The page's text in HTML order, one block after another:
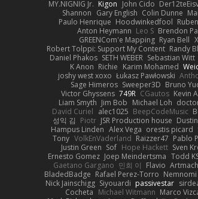
MY.NIGNIG Jr. Kigon John Cido
Shannon Gary English Colin Dunne
Paulo Henrique Hoodwinkedfool
Anton Heymann Leo S Brendon
GREENCom'e Mapping Ryan Bell
Robert Tolppi: Support My Content Randy
Daniel Phakos SETH WEBER Sebastian Witt
K Anon Richie Karim Mohamed
joshy west xoxo Łukasz Pawłowski
Sage Himeros Sweeper3D Bruno
Victor Ghyssens 749R CGautos Kevin
Liam Smyth Jim Bob Michael Loh
David Curiel alec1025 BeepCodeMusic
성익 김 Piotr JSR Production house
Hampus Linden Alex Vega orestis picard
Tony VolkEnVaderland Raizzer47 Pablo
Justin Green Sof Hope Hackett Sven
Ernesto Gomez Joep Meindertsma Todd
Gaetano Gargano 민희 이 Flavio
BladedBadge Rafael Perez-Torro Nemnomi
Nick Jainschigg Siyouardi passivestar
Cocheta Michael Witmann Marco